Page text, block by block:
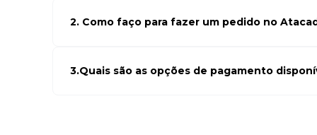
de negócio
2. Como faço para fazer um pedido no
Se precisar de ajuda, nossa equipe de suporte está à
3.Quais são as opções de pagamento